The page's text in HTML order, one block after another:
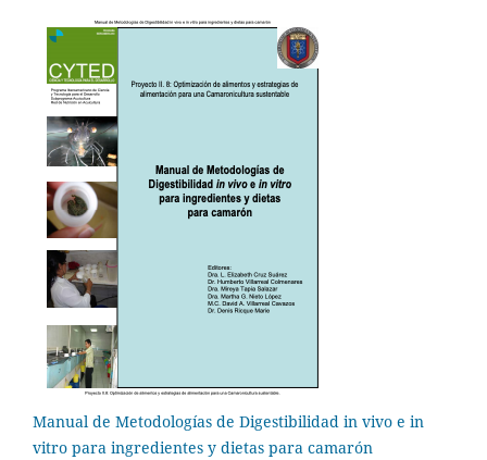
Manual de Metodologías de Digestibilidad in vivo e in
vitro para ingredientes y dietas para camarón